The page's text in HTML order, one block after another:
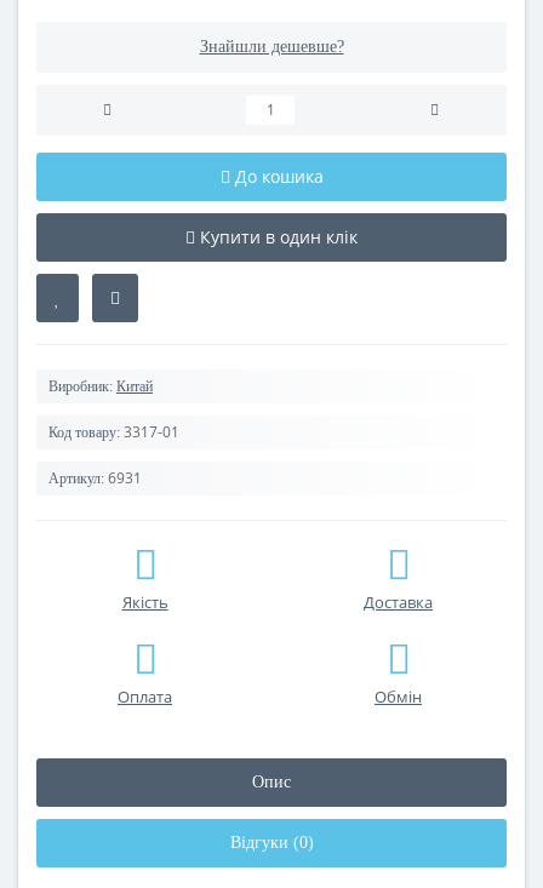
Знайшли дешевше?
До кошика
Купити в один клік
Виробник: Китай
Код товару: 3317-01
Артикул: 6931
Якість Доставка
Оплата Обмін
Опис
Відгуки (0)